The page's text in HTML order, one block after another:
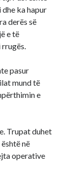
ka hapur
derës së
e të
rrugës.
pasur
mund të
e
Trupat duhet
në
operative